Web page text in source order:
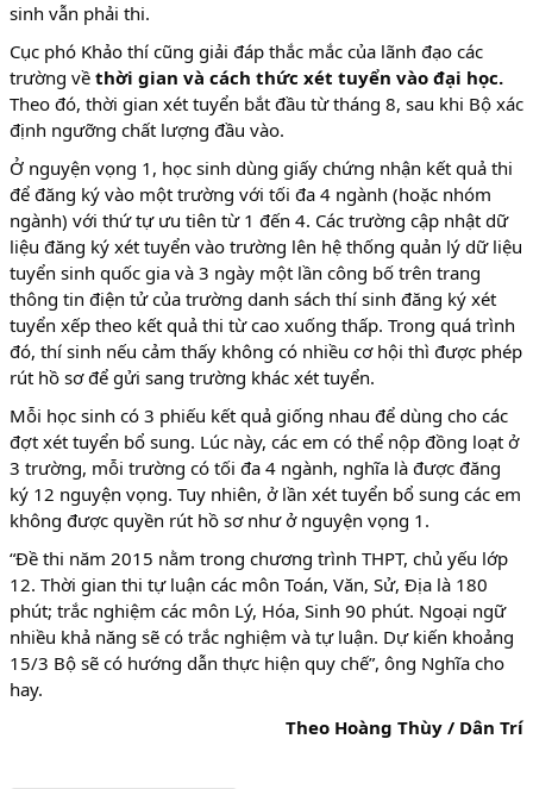
sinh vẫn phải thi.
Cục phó Khảo thí cũng giải đáp thắc mắc của lãnh đạo các
trường về thời gian và cách thức xét tuyển vào đại học.
Theo đó, thời gian xét tuyển bắt đầu từ tháng 8, sau khi Bộ xác
định ngưỡng chất lượng đầu vào.
Ở nguyện vọng 1, học sinh dùng giấy chứng nhận kết quả thi
để đăng ký vào một trường với tối đa 4 ngành (hoặc nhóm
ngành) với thứ tự ưu tiên từ 1 đến 4. Các trường cập nhật dữ
liệu đăng ký xét tuyển vào trường lên hệ thống quản lý dữ liệu
tuyển sinh quốc gia và 3 ngày một lần công bố trên trang
thông tin điện tử của trường danh sách thí sinh đăng ký xét
tuyển xếp theo kết quả thi từ cao xuống thấp. Trong quá trình
đó, thí sinh nếu cảm thấy không có nhiều cơ hội thì được phép
rút hồ sơ để gửi sang trường khác xét tuyển.
Mỗi học sinh có 3 phiếu kết quả giống nhau để dùng cho các
đợt xét tuyển bổ sung. Lúc này, các em có thể nộp đồng loạt ở
3 trường, mỗi trường có tối đa 4 ngành, nghĩa là được đăng
ký 12 nguyện vọng. Tuy nhiên, ở lần xét tuyển bổ sung các em
không được quyền rút hồ sơ như ở nguyện vọng 1.
“Đề thi năm 2015 nằm trong chương trình THPT, chủ yếu lớp
12. Thời gian thi tự luận các môn Toán, Văn, Sử, Địa là 180
phút; trắc nghiệm các môn Lý, Hóa, Sinh 90 phút. Ngoại ngữ
nhiều khả năng sẽ có trắc nghiệm và tự luận. Dự kiến khoảng
15/3 Bộ sẽ có hướng dẫn thực hiện quy chế”, ông Nghĩa cho
hay.
Theo Hoàng Thùy / Dân Trí